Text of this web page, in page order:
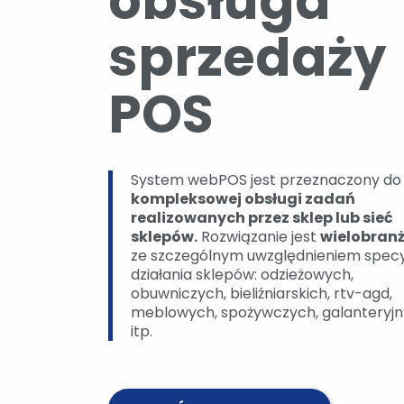
sprzedaży
POS
System webPOS jest przeznaczony do
kompleksowej obsługi zadań
realizowanych przez sklep lub sieć
sklepów. Rozwiązanie jest
ze szczególnym uwzględnieniem
działania sklepów: odzieżowych,
obuwniczych, bieliźniarskich, rtv-agd,
meblowych, spożywczych,
itp.